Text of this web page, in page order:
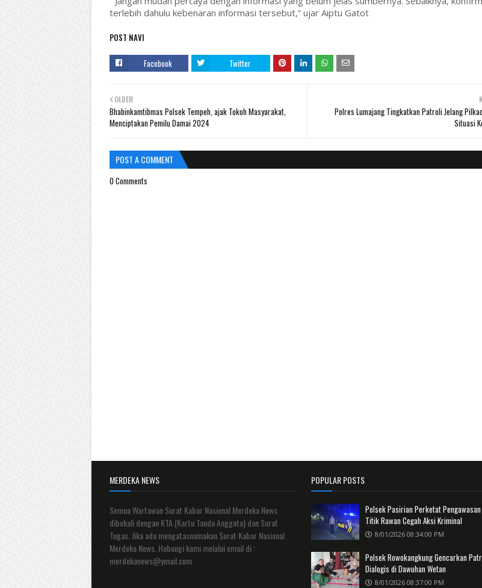
terlebih dahulu kebenaran informasi tersebut,” ujar Aiptu Gatot
POST NAVI
Facebook Twitter
Polres Lumajang Tingkatkan Patroli Jelang
Situasi
OLDER
Bhabinkamtibmas Polsek Tempeh, ajak Tokoh Masyarakat,
Menciptakan Pemilu Damai 2024
POST A COMMENT
0 Comments
MERDEKA NEWS
Semua Wartawan Surat Kabar Nasional Merdeka News
dibekali dengan KTA (Kartu Tanda Anggota) dan Surat
Tugas. Jika ada mengatasnamakan Surat Kabar Nasional
Merdeka News. Hubungi kami melalui email di :
merdekanews@ymail.com
POPULAR POSTS
Polsek Pasirian Perketat
Titik Rawan Cegah Aksi Kriminal
8/01/2026 08:34:00 PM
Polsek Rowokangkung Gencarkan
Dialogis di Dawuhan Wetan
8/01/2026 08:37:00 PM